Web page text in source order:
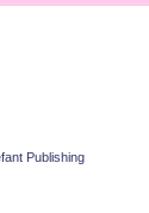
Publishing